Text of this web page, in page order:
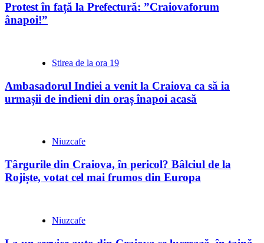
Protest în față la Prefectură: ”Craiovaforum
ânapoi!”
Stirea de la ora 19
Ambasadorul Indiei a venit la Craiova ca să ia
urmașii de indieni din oraș înapoi acasă
Niuzcafe
Târgurile din Craiova, în pericol? Bâlciul de la
Rojiște, votat cel mai frumos din Europa
Niuzcafe